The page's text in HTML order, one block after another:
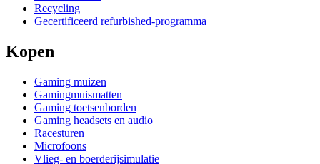
Recycling
Gecertificeerd refurbished-programma
Kopen
Gaming muizen
Gamingmuismatten
Gaming toetsenborden
Gaming headsets en audio
Racesturen
Microfoons
Vlieg- en boerderijsimulatie